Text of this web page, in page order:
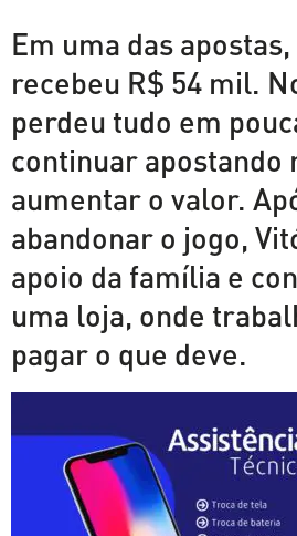
Em uma das
recebeu R$ 54 mil.
perdeu tudo em
continuar apostando
aumentar o valor.
abandonar o jogo,
apoio da família e
uma loja, onde
pagar o que deve.